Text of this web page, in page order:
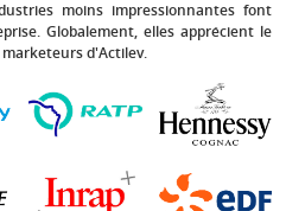
moins impressionnantes font
Globalement, elles apprécient le
d'Actilev.